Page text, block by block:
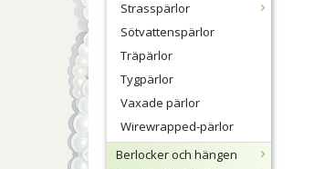
Strasspärlor
Sötvattenspärlor
Träpärlor
Tygpärlor
Vaxade pärlor
Wirewrapped-pärlor
Berlocker och hängen